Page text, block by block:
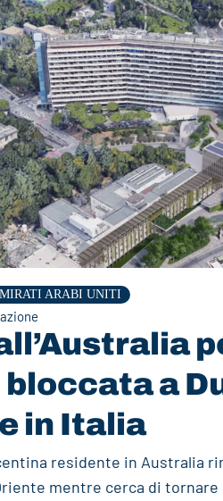
ARABI UNITI
a
in Italia
residente in Australia
mentre cerca di